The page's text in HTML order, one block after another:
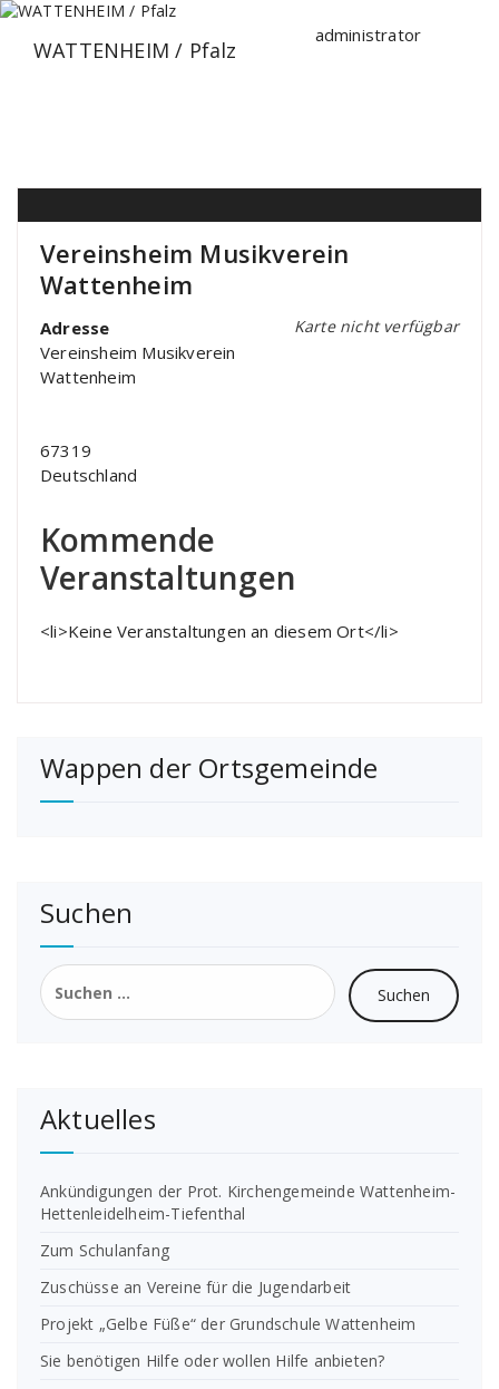
Zum
springenWATTENHEIM / Pfalz
administrator
Vereinsheim Musikverein
Wattenheim
Karte nicht verfügbar
Adresse
Vereinsheim Musikverein
Wattenheim
67319
Deutschland
Kommende
Veranstaltungen
<li>Keine Veranstaltungen an diesem Ort</li>
Wappen der Ortsgemeinde
Suchen
Suchen
nach:
Aktuelles
Ankündigungen der Prot. Kirchengemeinde Wattenheim-
Hettenleidelheim-Tiefenthal
Zum Schulanfang
Zuschüsse an Vereine für die Jugendarbeit
Projekt „Gelbe Füße“ der Grundschule Wattenheim
Sie benötigen Hilfe oder wollen Hilfe anbieten?